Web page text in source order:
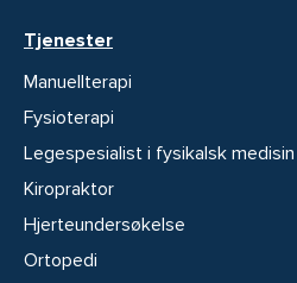
Tjenester
Manuellterapi
Fysioterapi
Legespesialist i fysikalsk
Kiropraktor
Hjerteundersøkelse
Ortopedi